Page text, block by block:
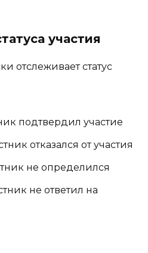
участия
отслеживает статус
подтвердил участие
отказался от участия
не определился
не ответил на